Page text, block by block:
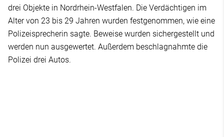
drei Objekte in Nordrhein-Westfalen. Die Verdächtigen im
Alter von 23 bis 29 Jahren wurden festgenommen, wie eine
Polizeisprecherin sagte. Beweise wurden sichergestellt und
werden nun ausgewertet. Außerdem beschlagnahmte die
Polizei drei Autos.